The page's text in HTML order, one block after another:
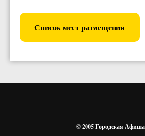
Список мест размещения
© 2005 Городская Афиша